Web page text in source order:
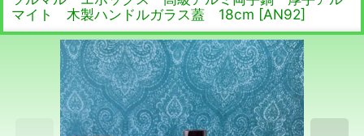
マイト 木製ハンドルガラス蓋 18cm [AN92]